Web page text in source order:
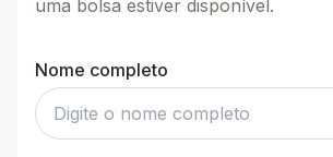
uma bolsa estiver disponível.
Nome completo